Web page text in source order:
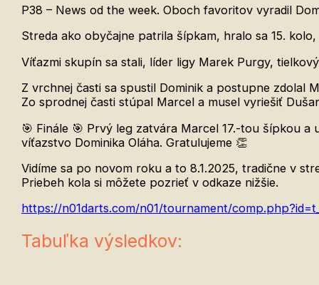
P38 – News od the week. Oboch favoritov vyradil
Streda ako obyčajne patrila šípkam, hralo sa 15.
Víťazmi skupín sa stali, líder ligy Marek Purgy,
Z vrchnej časti sa spustil Dominik a postupne zdolal
Zo sprodnej časti stúpal Marcel a musel vyriešiť
🎯 Finále 🎯 Prvý leg zatvára Marcel 17.-tou šípkou
víťazstvo Dominika Oláha. Gratulujeme 👏
Vidíme sa po novom roku a to 8.1.2025, tradične v
Priebeh kola si môžete pozrieť v odkaze nižšie.
https://n01darts.com/n01/tournament/
Tabuľka výsledkov: